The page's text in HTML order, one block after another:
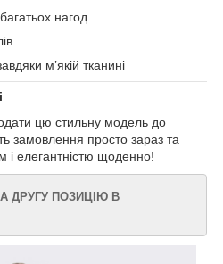
нагод
м’якій тканині
цю стильну модель до
замовлення просто зараз та
елегантністю щоденно!
ДРУГУ ПОЗИЦІЮ В